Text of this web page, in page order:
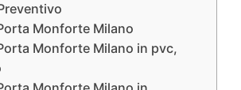
Monforte Milano
Monforte Milano in pvc,